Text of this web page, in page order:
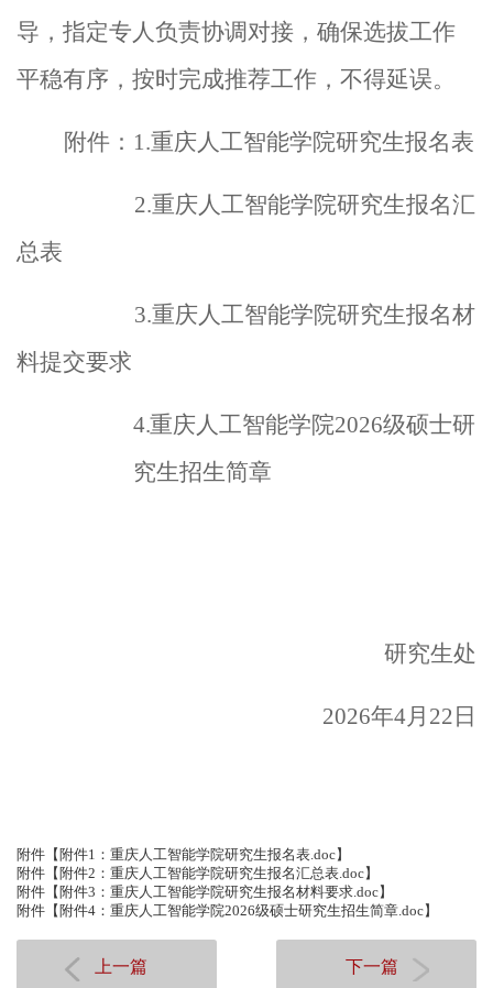
导，指定专人负责协调对接，确保选拔工作
平稳有序，按时完成推荐工作，不得延误。
附件： 1.重庆人工智能学院研究生报名表
2.重庆人工智能学院研究生报名汇
总表
3.重庆人工智能学院研究生报名材
料提交要求
4.重庆人工智能学院2026级硕士研
究生招生简章
研究生处
2026年4月 22 日
附件【 附件1：重庆人工智能学院研究生报名表.doc】
附件【 附件2：重庆人工智能学院研究生报名汇总表.doc】
附件【 附件3：重庆人工智能学院研究生报名材料要求.doc】
附件【 附件4：重庆人工智能学院2026级硕士研究生招生简章.doc】
上一篇 下一篇